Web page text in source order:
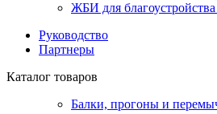
ЖБИ для
Руководство
Партнеры
Каталог товаров
Балки, прогоны и